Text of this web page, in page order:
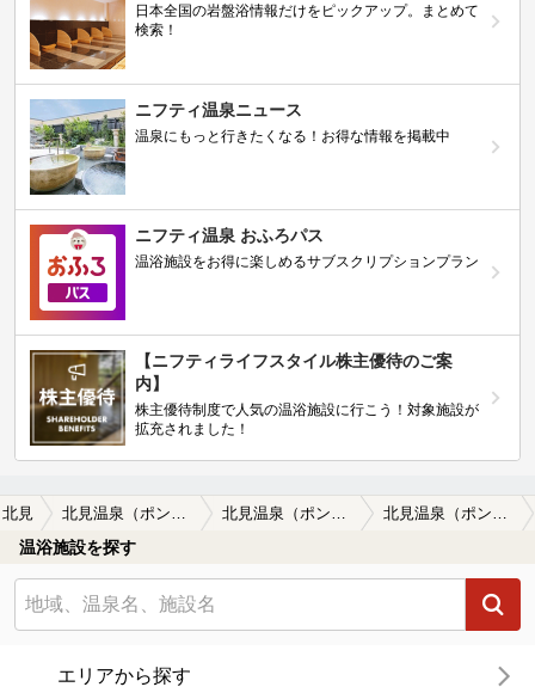
日本全国の岩盤浴情報だけをピックアップ。まとめて
検索！
ニフティ温泉ニュース
温泉にもっと行きたくなる！お得な情報を掲載中
ニフティ温泉 おふろパス
温浴施設をお得に楽しめるサブスクリプションプラン
【ニフティライフスタイル株主優待のご案
内】
株主優待制度で人気の温浴施設に行こう！対象施設が
拡充されました！
北見
温浴施設を探す
エリアから探す